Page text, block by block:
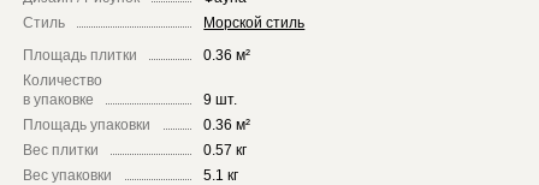
Стиль
Морской стиль
Площадь плитки
0.36 м²
Количество
в упаковке
9 шт.
Площадь упаковки
0.36 м²
Вес плитки
0.57 кг
Вес упаковки
5.1 кг